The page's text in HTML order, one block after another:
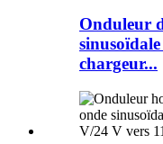
Onduleur
chargeur...